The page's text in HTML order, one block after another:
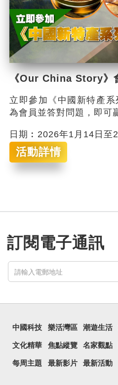
《Our China Story》
立即參加《中國新特產
為會員並答對問題，即可
日期︰2026年1月14日至
活動詳情
訂閱電子通訊
中國科技 樂活灣區 潮遊生活
文化精華 焦點縱覽 名家觀點
每周主題 最新影片 最新活動